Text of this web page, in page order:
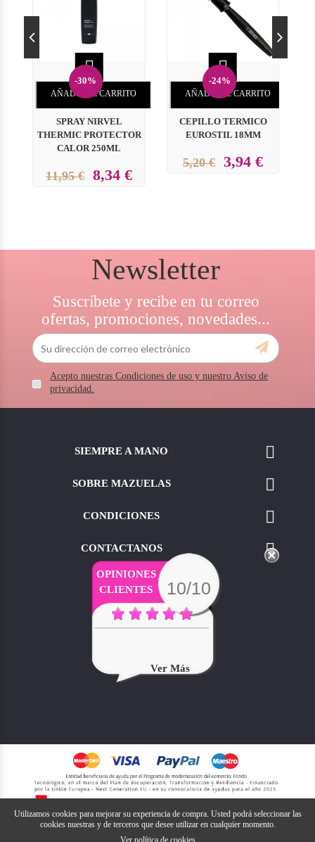
-30%

AÑADIR AL CARRITO
SPRAY NIRVEL
THERMIC PROTECTOR
CALOR 250ML
11,95 € 8,34 €
-24%

AÑADIR AL CARRITO
CEPILLO TERMICO
EUROSTIL 18MM
5,20 € 3,94 €
Newsletter
Suscríbete y recibe en tu correo
ofertas, promociones, novedades...
Acepto nuestras Condiciones de uso y nuestro Aviso de
privacidad.
SIEMPRE A MANO 
SOBRE MAZUELAS 
CONDICIONES 
CONTACTANOS 
OPINIONES
CLIENTES
10/10
Ver Más
Utilizamos cookies para mejorar su experiencia de compra. Usted podrá seleccionar las
cookies nuestras y de terceros que desee utilizar en cualquier momento.
Ver política de cookies